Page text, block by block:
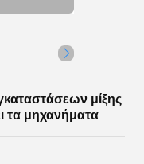
μίξης
τα μηχανήματα